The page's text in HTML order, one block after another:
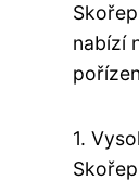
nabízí
1.